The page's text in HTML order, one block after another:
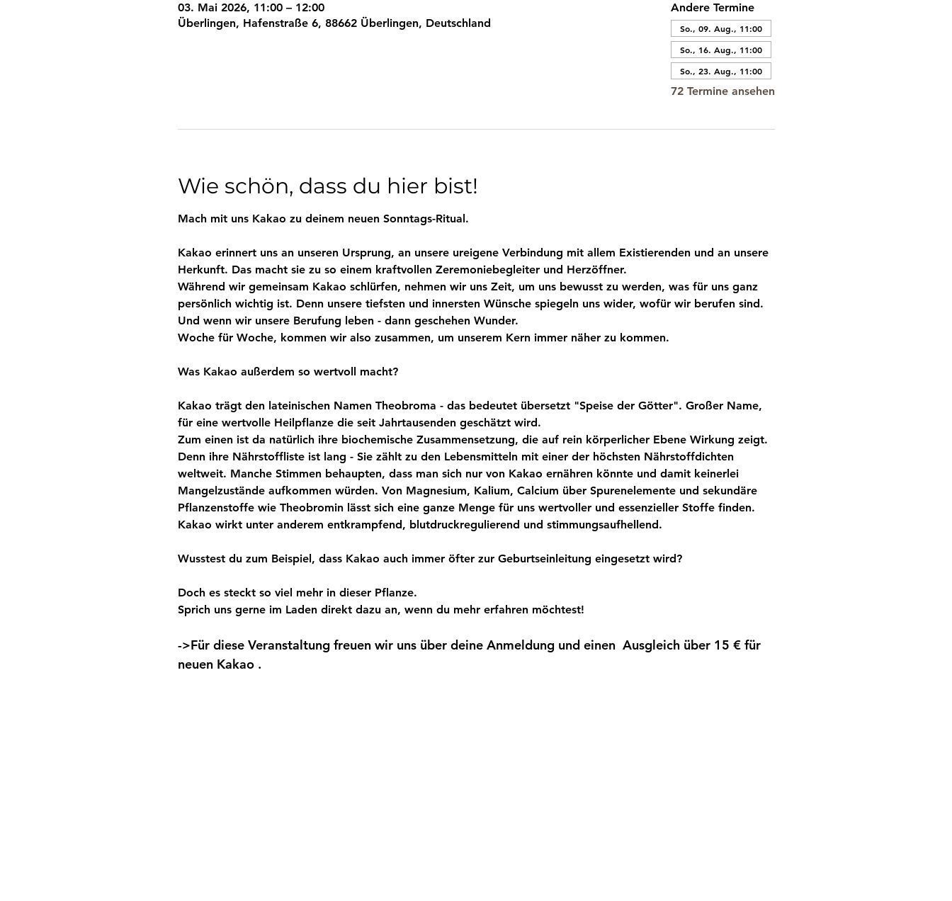
03. Mai 2026, 11:00 – 12:00
Überlingen, Hafenstraße 6, 88662 Überlingen, Deutschland
Andere Termine
So., 09. Aug., 11:00
So., 16. Aug., 11:00
So., 23. Aug., 11:00
72 Termine ansehen
Wie schön, dass du hier bist!
Mach mit uns Kakao zu deinem neuen Sonntags-Ritual.
Kakao erinnert uns an unseren Ursprung, an unsere ureigene Verbindung mit allem Existierenden und an unsere
Herkunft. Das macht sie zu so einem kraftvollen Zeremoniebegleiter und Herzöffner.
Während wir gemeinsam Kakao schlürfen, nehmen wir uns Zeit, um uns bewusst zu werden, was für uns ganz
persönlich wichtig ist. Denn unsere tiefsten und innersten Wünsche spiegeln uns wider, wofür wir berufen sind.
Und wenn wir unsere Berufung leben - dann geschehen Wunder.
Woche für Woche, kommen wir also zusammen, um unserem Kern immer näher zu kommen.
Was Kakao außerdem so wertvoll macht?
Kakao trägt den lateinischen Namen Theobroma - das bedeutet übersetzt "Speise der Götter". Großer Name,
für eine wertvolle Heilpflanze die seit Jahrtausenden geschätzt wird.
Zum einen ist da natürlich ihre biochemische Zusammensetzung, die auf rein körperlicher Ebene Wirkung zeigt.
Denn ihre Nährstoffliste ist lang - Sie zählt zu den Lebensmitteln mit einer der höchsten Nährstoffdichten
weltweit. Manche Stimmen behaupten, dass man sich nur von Kakao ernähren könnte und damit keinerlei
Mangelzustände aufkommen würden. Von Magnesium, Kalium, Calcium über Spurenelemente und sekundäre
Pflanzenstoffe wie Theobromin lässt sich eine ganze Menge für uns wertvoller und essenzieller Stoffe finden.
Kakao wirkt unter anderem entkrampfend, blutdruckregulierend und stimmungsaufhellend.
Wusstest du zum Beispiel, dass Kakao auch immer öfter zur Geburtseinleitung eingesetzt wird?
Doch es steckt so viel mehr in dieser Pflanze.
Sprich uns gerne im Laden direkt dazu an, wenn du mehr erfahren möchtest!
->Für diese Veranstaltung freuen wir uns über deine Anmeldung und einen  Ausgleich über 15 € für
neuen Kakao .